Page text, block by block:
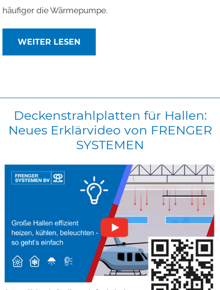
häufiger die Wärmepumpe.
WEITER LESEN
Deckenstrahlplatten für Hallen:
Neues Erklärvideo von FRENGER
SYSTEMEN